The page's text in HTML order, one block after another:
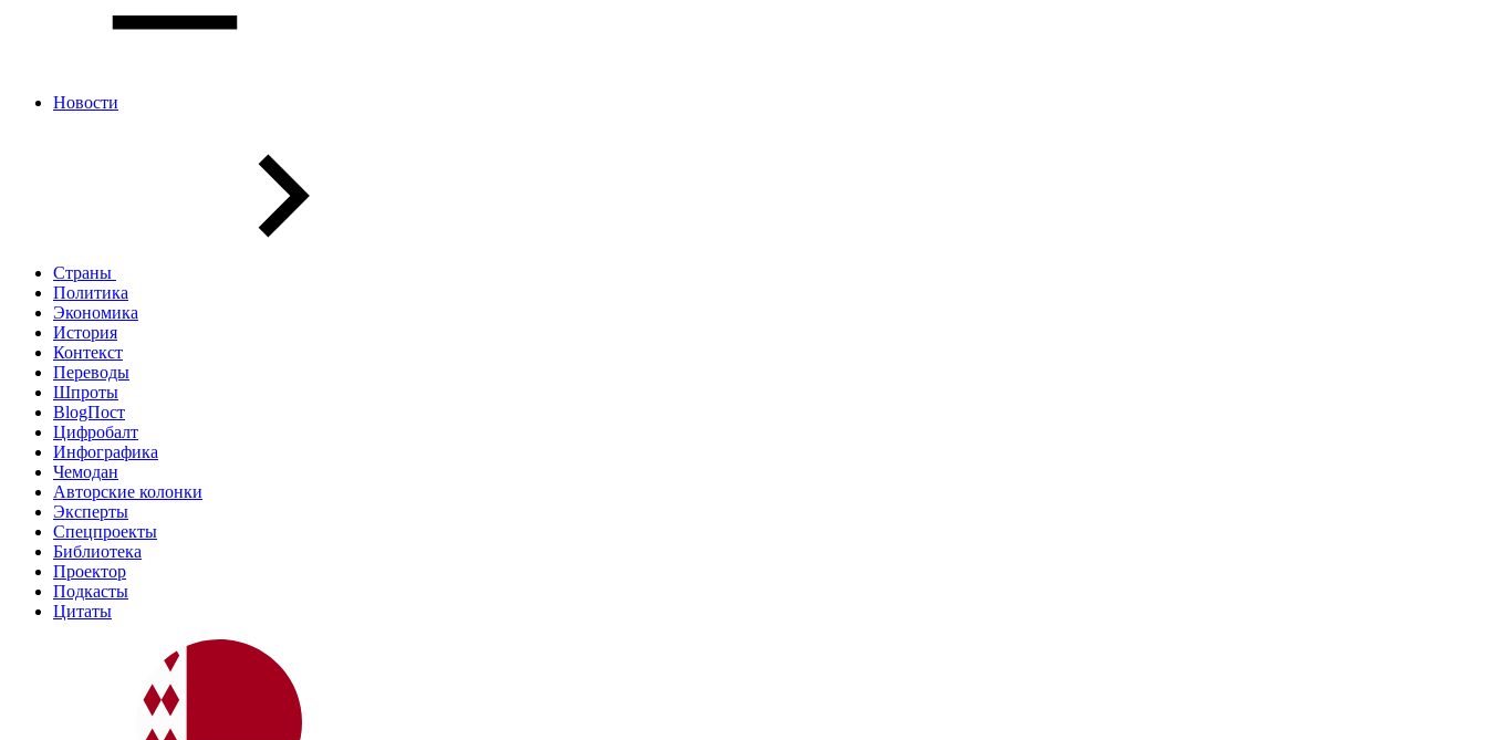
Новости
Страны
Политика
Экономика
История
Контекст
Переводы
Шпроты
BlogПост
Цифробалт
Инфографика
Чемодан
Авторские колонки
Эксперты
Спецпроекты
Библиотека
Проектор
Подкасты
Цитаты